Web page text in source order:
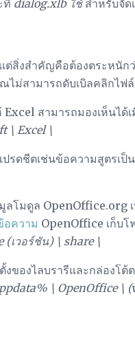
ที่ dialog.xlb ใช้สำหรับจัด
สิ่งสำคัญคือต้องตระหนัก
ม่สามารถดับเบิลคลิกไฟ
Excel สามารถมองเห็นไ
\ Excel \
ดชีตเช่นข้อความสูตรเป็
ลโมดูล OpenOffice.org
อความ OpenOffice เก็บโ
(เวอร์ชัน) \ share \
ของไลบรารีและกล่องโต้ต
\ OpenOffice \